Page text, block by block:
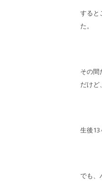
すると
た。
その間
だけど
生後13
でも、